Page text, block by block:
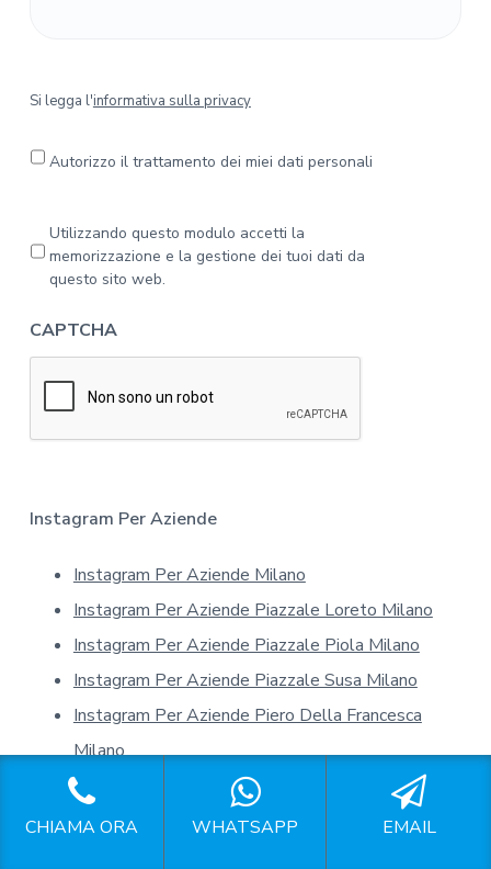
S
e
l
f
o
t
a
c
Si legga l'informativa sulla privacy
Autorizzo il trattamento dei miei dati personali
r
c
y
*
Utilizzando questo modulo accetti la
memorizzazione e la gestione dei tuoi dati da
questo sito web.
CAPTCHA
Instagram Per Aziende
Instagram Per Aziende Milano
Instagram Per Aziende Piazzale Loreto Milano
Instagram Per Aziende Piazzale Piola Milano
Instagram Per Aziende Piazzale Susa Milano
Instagram Per Aziende Piero Della Francesca
Milano
Instagram Per Aziende Pieve Emanuele
CHIAMA ORA WHATSAPP EMAIL